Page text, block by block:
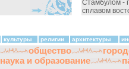
Стамбулом -
сплавом
культуры религии архитектуры
общество
наука и образование